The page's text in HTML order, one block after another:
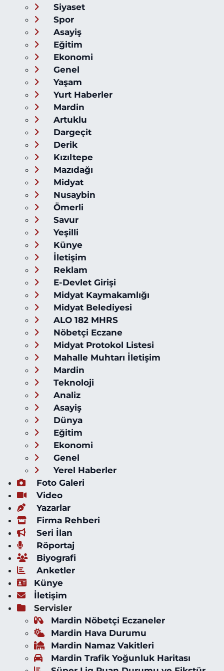
Siyaset
Spor
Asayiş
Eğitim
Ekonomi
Genel
Yaşam
Yurt Haberler
Mardin
Artuklu
Dargeçit
Derik
Kızıltepe
Mazıdağı
Midyat
Nusaybin
Ömerli
Savur
Yeşilli
Künye
İletişim
Reklam
E-Devlet Girişi
Midyat Kaymakamlığı
Midyat Belediyesi
ALO 182 MHRS
Nöbetçi Eczane
Midyat Protokol Listesi
Mahalle Muhtarı İletişim
Mardin
Teknoloji
Analiz
Asayiş
Dünya
Eğitim
Ekonomi
Genel
Yerel Haberler
Foto Galeri
Video
Yazarlar
Firma Rehberi
Seri İlan
Röportaj
Biyografi
Anketler
Künye
İletişim
Servisler
Mardin Nöbetçi Eczaneler
Mardin Hava Durumu
Mardin Namaz Vakitleri
Mardin Trafik Yoğunluk Haritası